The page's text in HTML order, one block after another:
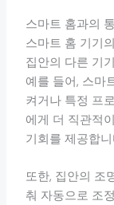
스마트 홈과의
스마트 홈 기기
집안의 다른 기
예를 들어, 스마
켜거나 특정 프
에게 더 직관적
기회를 제공합니
또한, 집안의 조
춰 자동으로 조